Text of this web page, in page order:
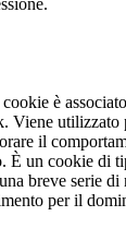
è
Viene utilizzato
il
È un cookie di
breve serie
per il